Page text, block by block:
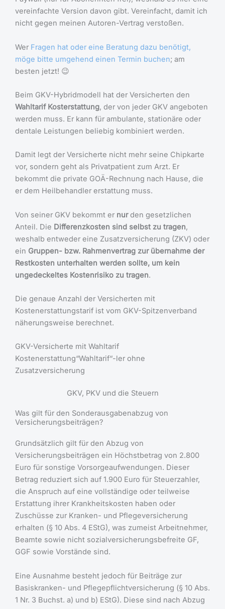
vereinfachte Version davon gibt. Vereinfacht, damit ich
nicht gegen meinen Autoren-Vertrag verstoßen.
Wer Fragen hat oder eine Beratung dazu benötigt,
möge bitte umgehend einen Termin buchen; am
besten jetzt! 😉
Beim GKV-Hybridmodell hat der Versicherten den
Wahltarif Kosterstattung, der von jeder GKV angeboten
werden muss. Er kann für ambulante, stationäre oder
dentale Leistungen beliebig kombiniert werden.
Damit legt der Versicherte nicht mehr seine Chipkarte
vor, sondern geht als Privatpatient zum Arzt. Er
bekommt die private GOÄ-Rechnung nach Hause, die
er dem Heilbehandler erstattung muss.
Von seiner GKV bekommt er nurden gesetzlichen
Anteil. Die Differenzkosten sind selbst zu tragen,
weshalb entweder eine Zusatzversicherung (ZKV) oder
ein Gruppen- bzw. Rahmenvertrag zur übernahme der
Restkosten unterhalten werden sollte, um kein
ungedeckeltes Kostenrisiko zu tragen.
Die genaue Anzahl der Versicherten mit
Kostenerstattungstarif ist vom GKV-Spitzenverband
näherungsweise berechnet.
GKV-Versicherte mit Wahltarif
Kostenerstattung“Wahltarif“-ler ohne
Zusatzversicherung
GKV, PKV und die Steuern
Was gilt für den Sonderausgabenabzug von
Versicherungsbeiträgen?
Grundsätzlich gilt für den Abzug von
Versicherungsbeiträgen ein Höchstbetrag von 2.800
Euro für sonstige Vorsorgeaufwendungen. Dieser
Betrag reduziert sich auf 1.900 Euro für Steuerzahler,
die Anspruch auf eine vollständige oder teilweise
Erstattung ihrer Krankheitskosten haben oder
Zuschüsse zur Kranken- und Pflegeversicherung
erhalten (§ 10 Abs. 4 EStG), was zumeist Arbeitnehmer,
Beamte sowie nicht sozialversicherungsbefreite GF,
GGF sowie Vorstände sind.
Eine Ausnahme besteht jedoch für Beiträge zur
Basiskranken- und Pflegepflichtversicherung (§ 10 Abs.
1 Nr. 3 Buchst. a) und b) EStG). Diese sind nach Abzug